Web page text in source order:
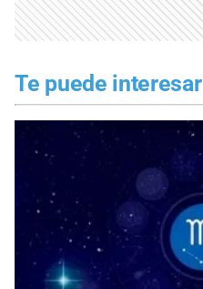
Te puede interesar